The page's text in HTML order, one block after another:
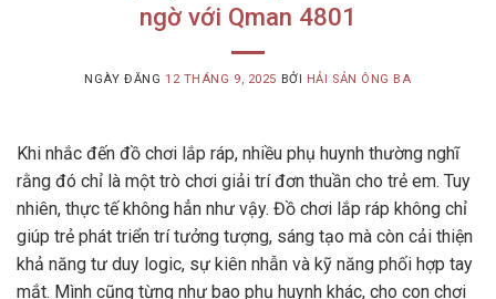
ngờ với Qman 4801
NGÀY ĐĂNG 12 THÁNG 9, 2025 BỞI HẢI SẢN ÔNG BA
Khi nhắc đến đồ chơi lắp ráp, nhiều phụ huynh thường nghĩ
rằng đó chỉ là một trò chơi giải trí đơn thuần cho trẻ em. Tuy
nhiên, thực tế không hẳn như vậy. Đồ chơi lắp ráp không chỉ
giúp trẻ phát triển trí tưởng tượng, sáng tạo mà còn cải thiện
khả năng tư duy logic, sự kiên nhẫn và kỹ năng phối hợp tay
mắt. Mình cũng từng như bao phụ huynh khác, cho con chơi